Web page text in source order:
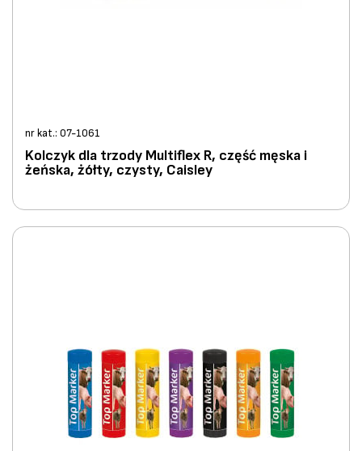
nr kat.: 07-1061
Kolczyk dla trzody Multiflex R, część męska i
żeńska, żółty, czysty, Caisley